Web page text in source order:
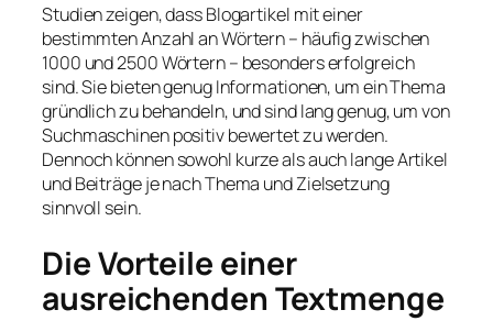
Studien zeigen, dass Blogartikel mit einer
bestimmten Anzahl an Wörtern – häufig zwischen
1000 und 2500 Wörtern – besonders erfolgreich
sind. Sie bieten genug Informationen, um ein Thema
gründlich zu behandeln, und sind lang genug, um von
Suchmaschinen positiv bewertet zu werden.
Dennoch können sowohl kurze als auch lange Artikel
und Beiträge je nach Thema und Zielsetzung
sinnvoll sein.
Die Vorteile einer
ausreichenden Textmenge